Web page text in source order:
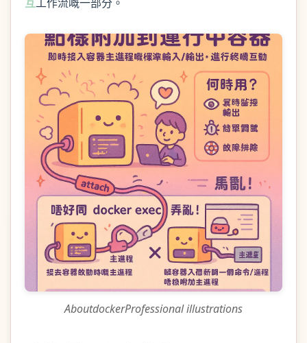
AboutdockerProfessional illustrations